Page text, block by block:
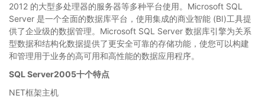
2012 的大型多处理器的服务器等多种平台使用。Microsoft SQL
Server 是一个全面的数据库平台，使用集成的商业智能 (BI)工具提
供了企业级的数据管理。Microsoft SQL Server 数据库引擎为关系
型数据和结构化数据提供了更安全可靠的存储功能，使您可以构建
和管理用于业务的高可用和高性能的数据应用程序。
SQL Server2005十个特点
NET框架主机